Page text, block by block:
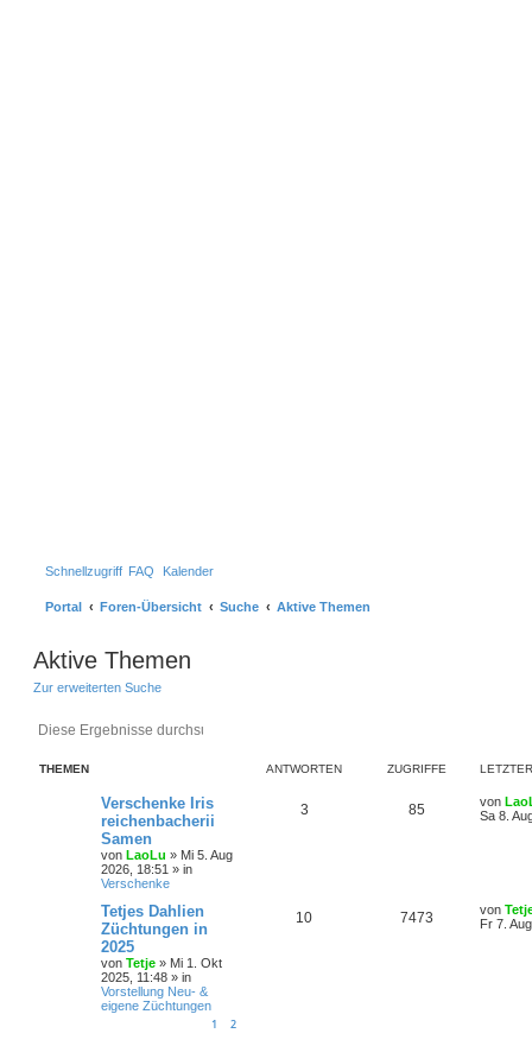
Schnellzugriff FAQ Kalender
Portal Foren-Übersicht Suche Aktive Themen
Aktive Themen
Zur erweiterten Suche
THEMEN ANTWORTEN ZUGRIFFE
Verschenke Iris
reichenbacherii
Samen
von LaoLu » Mi 5. Aug
2026, 18:51 » in
Verschenke
3 85 von
Sa 8.
Tetjes Dahlien
Züchtungen in
2025
von Tetje » Mi 1. Okt
2025, 11:48 » in
Vorstellung Neu- &
eigene Züchtungen
1 2
10 7473 von
Fr 7.